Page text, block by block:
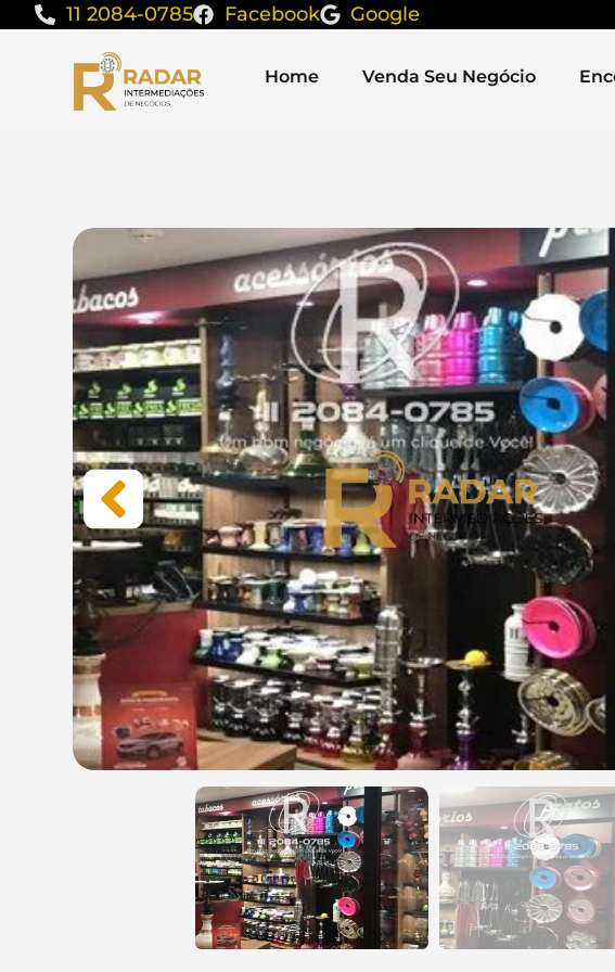
11 2084-0785 Facebook Google
Home Venda Seu Negócio